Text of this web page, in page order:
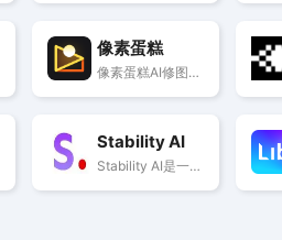
像素蛋糕
像素蛋糕AI修图软件，依托多项独家AI技术，帮助商业摄影从业者高质高效完成图像后期精修工作，产品能力覆盖联机拍摄、专业调色、人像精修及图像美化等多个工作场景，现已累计帮助数万家商业摄影机构提效增收。
Stability AI
Stability AI是一个开源的生成式AI平台，旨在激发人类的潜能。提供了多种工具和模型，让用户可以利用AI技术创造新颖和独特的设计、音乐、视频、文本等内容。Stability AI还拥有一个庞大的社区，由超过14万名开发者、研究者和爱好者组成，共同开发和贡献了多个领域的前沿开源AI模型。